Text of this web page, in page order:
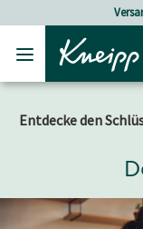
Skip to main content
Skip to footer content
Entdecke den